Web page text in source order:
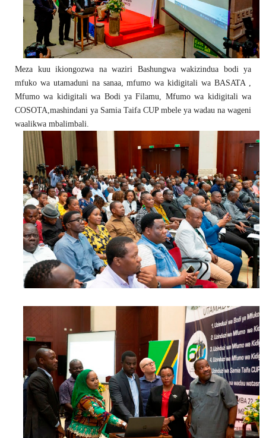
Meza kuu ikiongozwa na waziri Bashungwa wakizindua bodi ya
mfuko wa utamaduni na sanaa, mfumo wa kidigitali wa BASATA ,
Mfumo wa kidigitali wa Bodi ya Filamu, Mfumo wa kidigitali wa
COSOTA,mashindani ya Samia Taifa CUP mbele ya wadau na wageni
waalikwa mbalimbali.